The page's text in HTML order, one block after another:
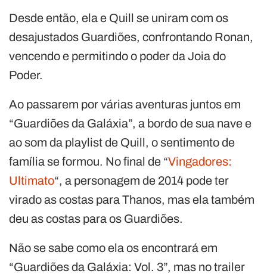
Desde então, ela e Quill se uniram com os
desajustados Guardiões, confrontando Ronan,
vencendo e permitindo o poder da Joia do
Poder.
Ao passarem por várias aventuras juntos em
“Guardiões da Galáxia”, a bordo de sua nave e
ao som da playlist de Quill, o sentimento de
família se formou. No final de “Vingadores:
Ultimato“, a personagem de 2014 pode ter
virado as costas para Thanos, mas ela também
deu as costas para os Guardiões.
Não se sabe como ela os encontrará em
“Guardiões da Galáxia: Vol. 3”, mas no trailer